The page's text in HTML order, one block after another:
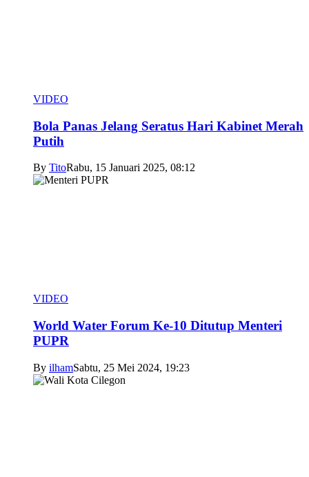
VIDEO
Bola Panas Jelang Seratus Hari Kabinet Merah
Putih
By TitoRabu, 15 Januari 2025, 08:12
VIDEO
World Water Forum Ke-10 Ditutup Menteri
PUPR
By ilhamSabtu, 25 Mei 2024, 19:23